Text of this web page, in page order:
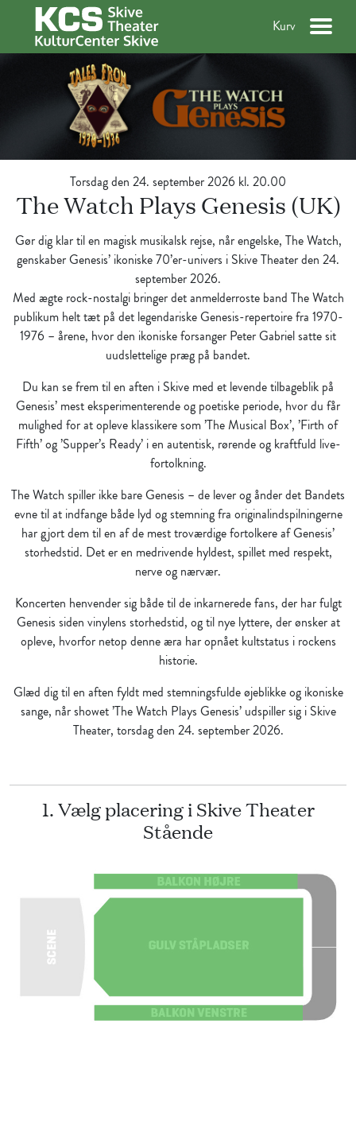
Kurv
Torsdag den 24. september 2026 kl. 20.00
The Watch Plays Genesis (UK)
Gør dig klar til en magisk musikalsk rejse, når engelske, The Watch,
genskaber Genesis’ ikoniske 70’er-univers i Skive Theater den 24.
september 2026.
Med ægte rock-nostalgi bringer det anmelderroste band The Watch
publikum helt tæt på det legendariske Genesis-repertoire fra 1970-
1976 – årene, hvor den ikoniske forsanger Peter Gabriel satte sit
uudslettelige præg på bandet.
Du kan se frem til en aften i Skive med et levende tilbageblik på
Genesis’ mest eksperimenterende og poetiske periode, hvor du får
mulighed for at opleve klassikere som ’The Musical Box’, ’Firth of
Fifth’ og ’Supper’s Ready’ i en autentisk, rørende og kraftfuld live-
fortolkning.
The Watch spiller ikke bare Genesis – de lever og ånder det Bandets
evne til at indfange både lyd og stemning fra originalindspilningerne
har gjort dem til en af de mest troværdige fortolkere af Genesis’
storhedstid. Det er en medrivende hyldest, spillet med respekt,
nerve og nærvær.
Koncerten henvender sig både til de inkarnerede fans, der har fulgt
Genesis siden vinylens storhedstid, og til nye lyttere, der ønsker at
opleve, hvorfor netop denne æra har opnået kultstatus i rockens
historie.
Glæd dig til en aften fyldt med stemningsfulde øjeblikke og ikoniske
sange, når showet ’The Watch Plays Genesis’ udspiller sig i Skive
Theater, torsdag den 24. september 2026.
1. Vælg placering i Skive Theater
Stående